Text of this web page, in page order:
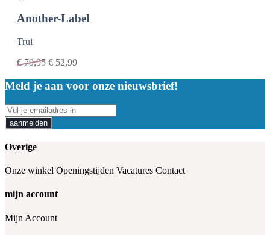
Another-Label
Trui
€79,95 € 52,99
Meld je aan voor onze nieuwsbrief!
aanmelden
Overige
Onze winkel Openingstijden Vacatures Contact
mijn account
Mijn Account